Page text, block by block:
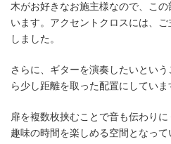
木がお好きなお施主様なので、こ
います。アクセントクロスには、
しました。
さらに、ギターを演奏したいとい
ら少し距離を取った配置にしていま
扉を複数枚挟むことで音も伝わり
趣味の時間を楽しめる空間となって